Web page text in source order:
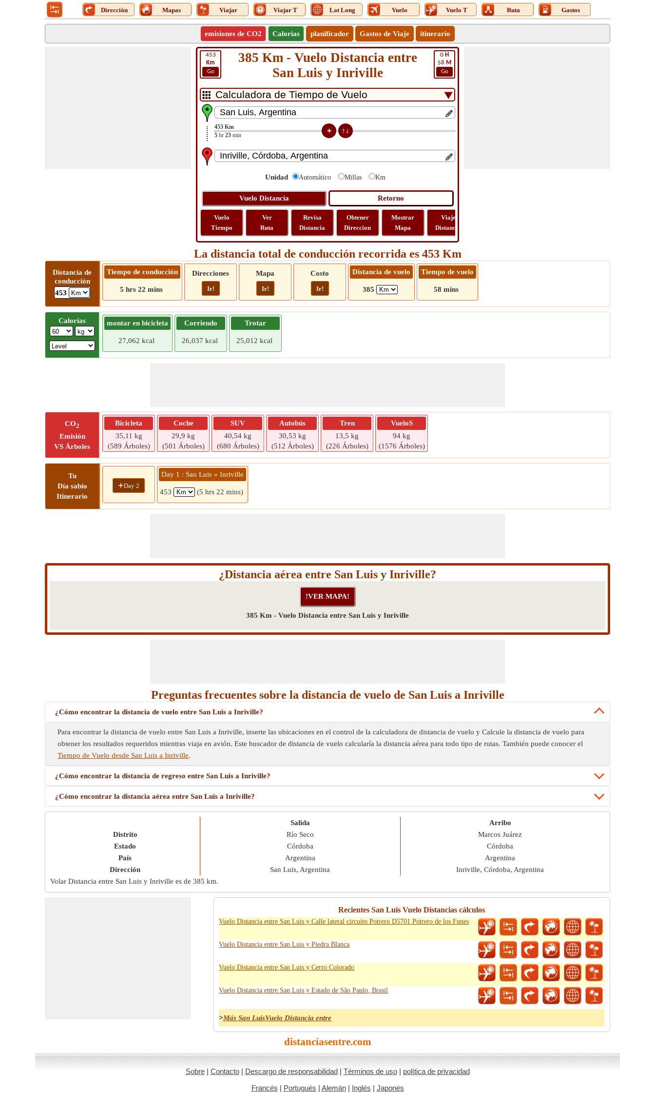
Dirección Mapas Viajar Viajar T Lat Long Vuelo Vuelo T Ruta Gastos
emisiones de CO2 Calorías planificador Gastos de Viaje itinerario
453
Km
Go
0 H
58 M
Go
385 Km - Vuelo Distancia entre
San Luis y Inriville
453 Km
5 hr 23 min
Unidad Automático Millas Km
Vuelo
Tiempo
Ver
Ruta
Revisa
Distancia
Obtener
Direccion
Mostrar
Mapa
Viaje
Distancia
La distancia total de conducción recorrida es 453 Km
Distancia de
conducción
453
Tiempo de conducción
5 hrs 22 mins
Direcciones
Ir!
Mapa
Ir!
Costo
Ir!
Distancia de vuelo
385
Tiempo de vuelo
58 mins
Calorías montar en bicicleta
27,062 kcal
Corriendo
26,037 kcal
Trotar
25,012 kcal
CO2
Emisión
VS Árboles
Bicicleta
35,11 kg
(589 Árboles)
Coche
29,9 kg
(501 Árboles)
SUV
40,54 kg
(680 Árboles)
Autobús
30,53 kg
(512 Árboles)
Tren
13,5 kg
(226 Árboles)
VueloS
94 kg
(1576 Árboles)
Tu
Día sabio
Itinerario
+Day 2
Day 1 : San Luis » Inriville
453 (5 hrs 22 mins)
¿Distancia aérea entre San Luis y Inriville?
385 Km - Vuelo Distancia entre San Luis y Inriville
Preguntas frecuentes sobre la distancia de vuelo de San Luis a Inriville
¿Cómo encontrar la distancia de vuelo entre San Luis a Inriville?
Para encontrar la distancia de vuelo entre San Luis a Inriville, inserte las ubicaciones en el control de la calculadora de distancia de vuelo y Calcule la distancia de vuelo para
obtener los resultados requeridos mientras viaja en avión. Este buscador de distancia de vuelo calcularía la distancia aérea para todo tipo de rutas. También puede conocer el
Tiempo de Vuelo desde San Luis a Inriville.
¿Cómo encontrar la distancia de regreso entre San Luis a Inriville?
¿Cómo encontrar la distancia aérea entre San Luis a Inriville?
Distrito
Estado
País
Dirección
Salida
Río Seco
Córdoba
Argentina
San Luis, Argentina
Arribo
Marcos Juárez
Córdoba
Argentina
Inriville, Córdoba, Argentina
Volar Distancia entre San Luis y Inriville es de 385 km.
Recientes San Luis Vuelo Distancias cálculos
Vuelo Distancia entre San Luis y Calle lateral circuito Potrero D5701 Potrero de los Funes
Vuelo Distancia entre San Luis y Piedra Blanca
Vuelo Distancia entre San Luis y Cerro Colorado
Vuelo Distancia entre San Luis y Estado de São Paulo, Brasil
>Más San LuisVuelo Distancia entre
distanciasentre.com
Sobre| Contacto| Descargo de responsabilidad| Términos de uso| política de privacidad
Francés | Portugués | Alemán| Inglés | Japonés